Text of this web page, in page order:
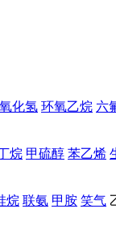
化氢 环氧乙烷 六
烷 甲硫醇 苯乙烯
烷 联氨 甲胺 笑气